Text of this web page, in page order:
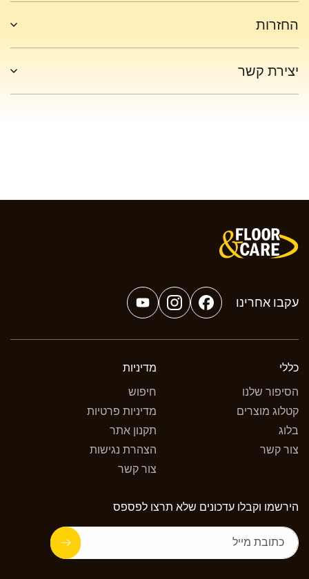
החזרות
יצירת קשר
עקבו אחרינו
Facebook
Instagram
YouTube
כללי
הסיפור שלנו
קטלוג מוצרים
בלוג
צור קשר
מדיניות
חיפוש
מדיניות פרטיות
תקנון אתר
הצהרת נגישות
צור קשר
הירשמו וקבלו עדכונים שלא תרצו לפספס
כתובת מייל